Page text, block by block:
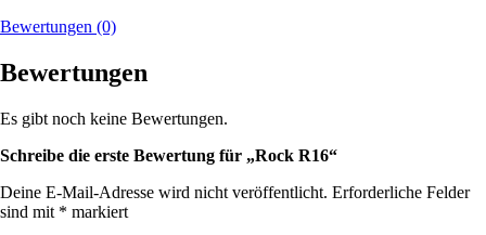
Bewertungen (0)
Bewertungen
Es gibt noch keine Bewertungen.
Schreibe die erste Bewertung für „Rock R16“
Deine E-Mail-Adresse wird nicht veröffentlicht. Erforderliche Felder
sind mit * markiert